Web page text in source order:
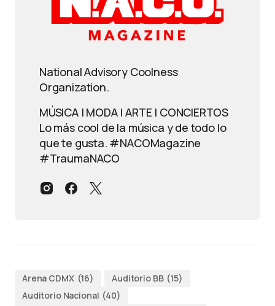
National Advisory Coolness
Organization.
MÚSICA | MODA | ARTE | CONCIERTOS
Lo más cool de la música y de todo lo
que te gusta. #NACOMagazine
#TraumaNACO
Arena CDMX (16) Auditorio BB (15)
Auditorio Nacional (40)